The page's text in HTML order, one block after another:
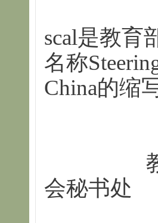
scal是教育
名称
China的缩
教育部
会秘书处